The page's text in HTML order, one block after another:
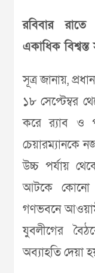
রবিবার রাতে
একাধিক বিশ্বস্ত
সূত্র জানায়,
১৮ সেপ্টেম্বর
করে র‌্যাব ও
চেয়ারম্যানকে
উচ্চ পর্যায়
আটকে কোনো
গণভবনে
যুবলীগের
অব্যাহতি দেয়া